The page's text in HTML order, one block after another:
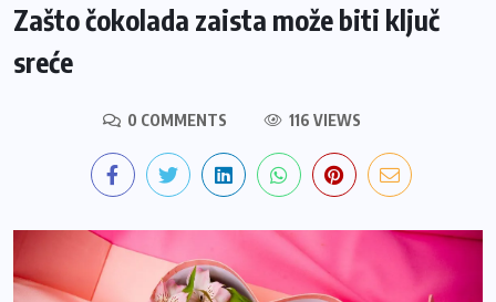
Zašto čokolada zaista može biti ključ
sreće
0 COMMENTS 116 VIEWS